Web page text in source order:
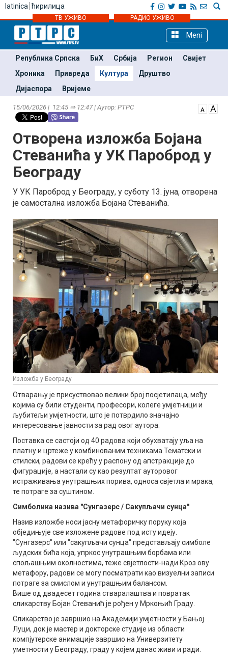
latinica ћирилица
ТВ УЖИВО РАДИО УЖИВО
Meni
Република Српска БиХ Србија Регион
Свијет
Хроника
Привреда Култура
Друштво
Дијаспора
Вријеме
15/06/2026 | 12:45 ⇒ 12:47 | Аутор: РТРС
Отворена изложба Бојана
Стеванића у УК Пароброд у
Београду
У УК Пароброд у Београду, у суботу 13. јуна, отворена
је самостална изложба Бојана Стеванића.
Изложба у Београду
Отварању је присуствовао велики број посјетилаца, међу
којима су били студенти, професори, колеге умјетници и
љубитељи умјетности, што је потврдило значајно
интересовање јавности за рад овог аутора.
Поставка се састоји од 40 радова који обухватају уља на
платну и цртеже у комбинованим техникама.Тематски и
стилски, радови се крећу у распону од апстракције до
фигурације, а настали су као резултат ауторовог
истраживања унутрашњих порива, односа свјетла и мрака,
те потраге за суштином.
Симболика назива "Сунгазерс / Сакупљачи сунца"
Назив изложбе носи јасну метафоричку поруку која
обједињује све изложене радове под исту идеју.
"Сунгазерс" или "сакупљачи сунца" представљају симболе
људских бића која, упркос унутрашњим борбама или
спољашњим околностима, теже свјетлости-нади Кроз ову
метафору, радови се могу посматрати као визуелни записи
потраге за смислом и унутрашњим балансом.
Више од двадесет година стваралаштва и повратак
сликарству Бојан Стеванић је рођен у Мркоњић Граду.
Сликарство је завршио на Академији умјетности у Бањој
Луци, док је мастер и докторске студије из области
компјутерске анимације завршио на Универзитету
уметности у Београду, граду у којем данас живи и ради.